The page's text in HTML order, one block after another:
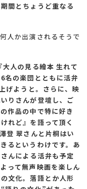
間とちょうど重なる
人か出演されるそうで
大人の見る繪本 生れて
名の楽団とともに活弁
げようと。さらに、映
りさんが登壇し、ご
作品の中で特に好き
れど』を語って頂く
登 翠さんと片桐はい
るというわけです。あ
んによる活弁も予定
って無声映画を楽しん
文化。落語とか人形